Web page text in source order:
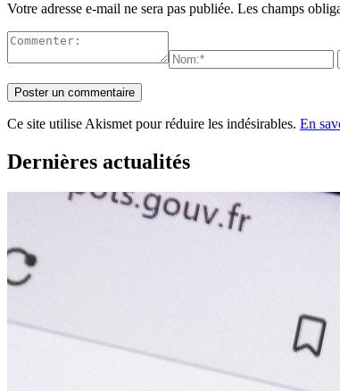
Votre adresse e-mail ne sera pas publiée. Les champs
Ce site utilise Akismet pour réduire les indésirables. En
Dernières actualités